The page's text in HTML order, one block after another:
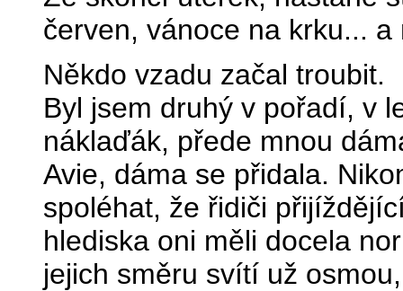
červen, vánoce na krku...
Někdo vzadu začal troubit.
Byl jsem druhý v pořadí, v
náklaďák, přede mnou
Avie, dáma se přidala.
spoléhat, že řidiči
hlediska oni měli docela
jejich směru svítí už